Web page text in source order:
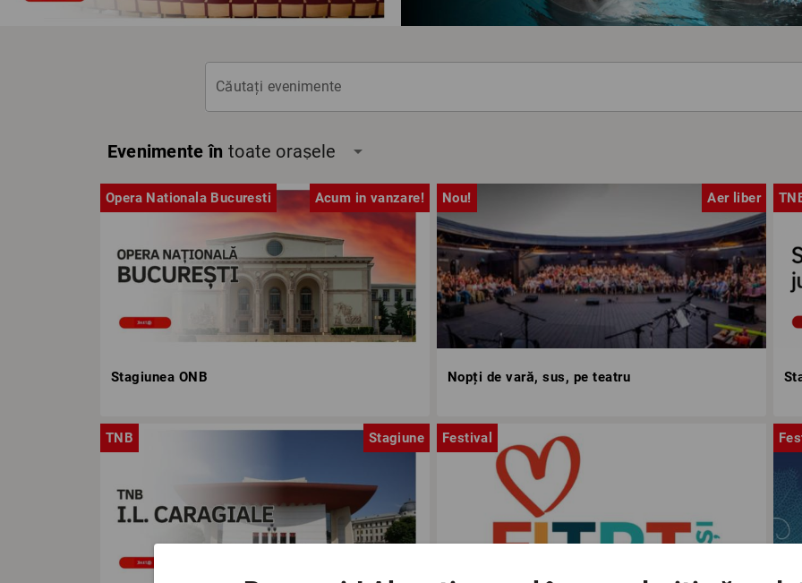
Căutați evenimente
Evenimente în toate orașele arrow_drop_down
Opera Nationala Bucuresti Acum in vanzare!
Stagiunea ONB
Nou! Aer liber
Nopți de vară, sus, pe teatru
TNB Stagiune Festival